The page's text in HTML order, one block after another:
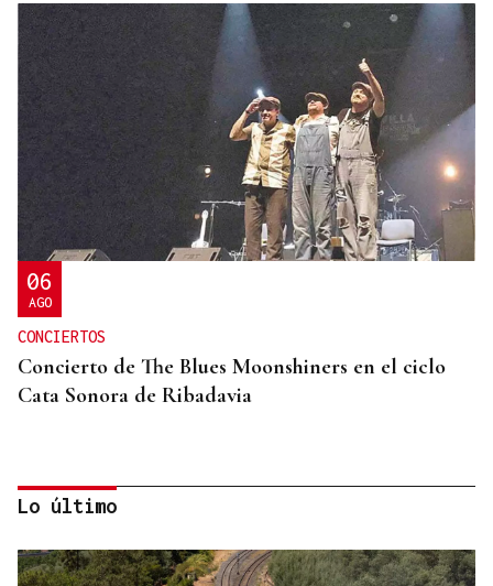
06
AGO
CONCIERTOS
Concierto de The Blues Moonshiners en el ciclo
Cata Sonora de Ribadavia
Lo último